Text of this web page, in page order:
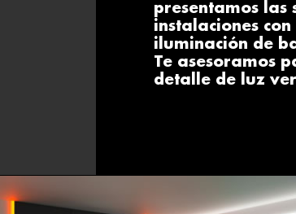
presentamos las
instalaciones con
iluminación de
Te asesoramos
detalle de luz